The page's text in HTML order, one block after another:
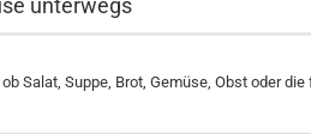
unterwegs
ob Salat, Suppe, Brot, Gemüse, Obst oder